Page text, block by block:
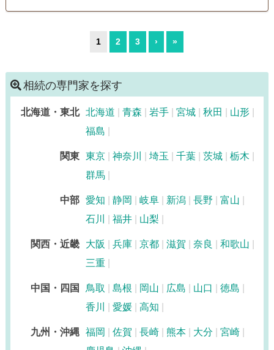
1 2 3 › »
相続の専門家を探す
北海道・東北 北海道 青森 岩手 宮城 秋田
山形
福島
関東 東京 神奈川 埼玉 千葉 茨城
栃木
群馬
中部 愛知 静岡 岐阜 新潟 長野
富山
石川
福井 山梨
関西・近畿 大阪 兵庫 京都 滋賀 奈良
和歌山
三重
中国・四国 鳥取 島根 岡山 広島 山口
徳島
香川
愛媛 高知
九州・沖縄 福岡 佐賀 長崎 熊本 大分
宮崎